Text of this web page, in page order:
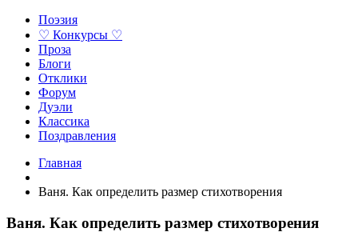
Поэзия
♡ Конкурсы ♡
Проза
Блоги
Отклики
Форум
Дуэли
Классика
Поздравления
Главная
Ваня. Как определить размер стихотворения
Ваня. Как определить размер стихотворения